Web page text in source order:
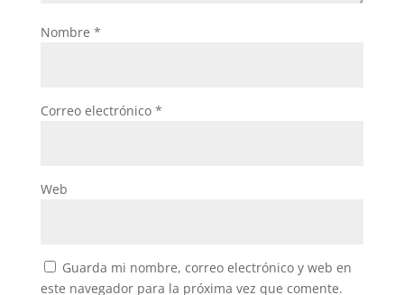
Nombre *
Correo electrónico *
Web
Guarda mi nombre, correo electrónico y web en
este navegador para la próxima vez que comente.